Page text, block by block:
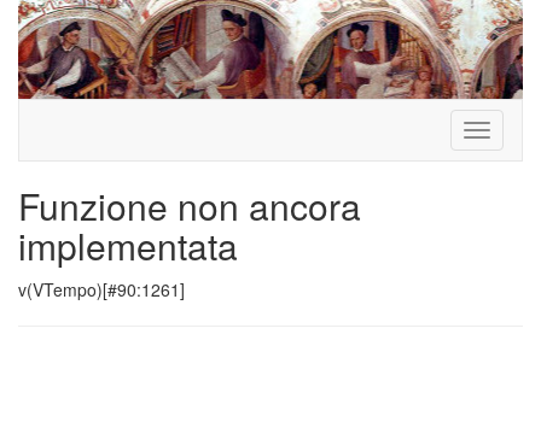
Toggle
Funzione non ancora
implementata
v(VTempo)[#90:1261]